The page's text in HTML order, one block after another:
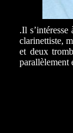
.Il
clarinettiste,
et deux
parallèlement